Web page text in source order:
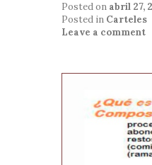
Posted on abril 27,
Posted in Carteles
Leave a comment